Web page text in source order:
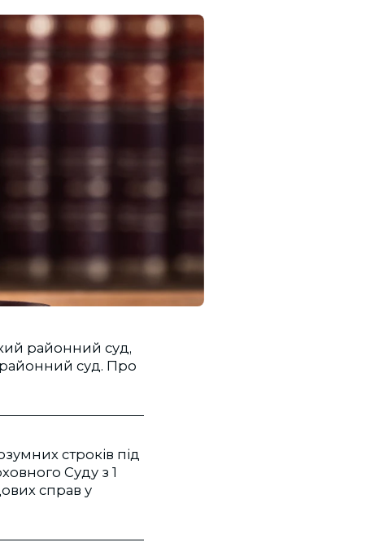
районний суд,
суд. Про
строків під
Суду з 1
справ у